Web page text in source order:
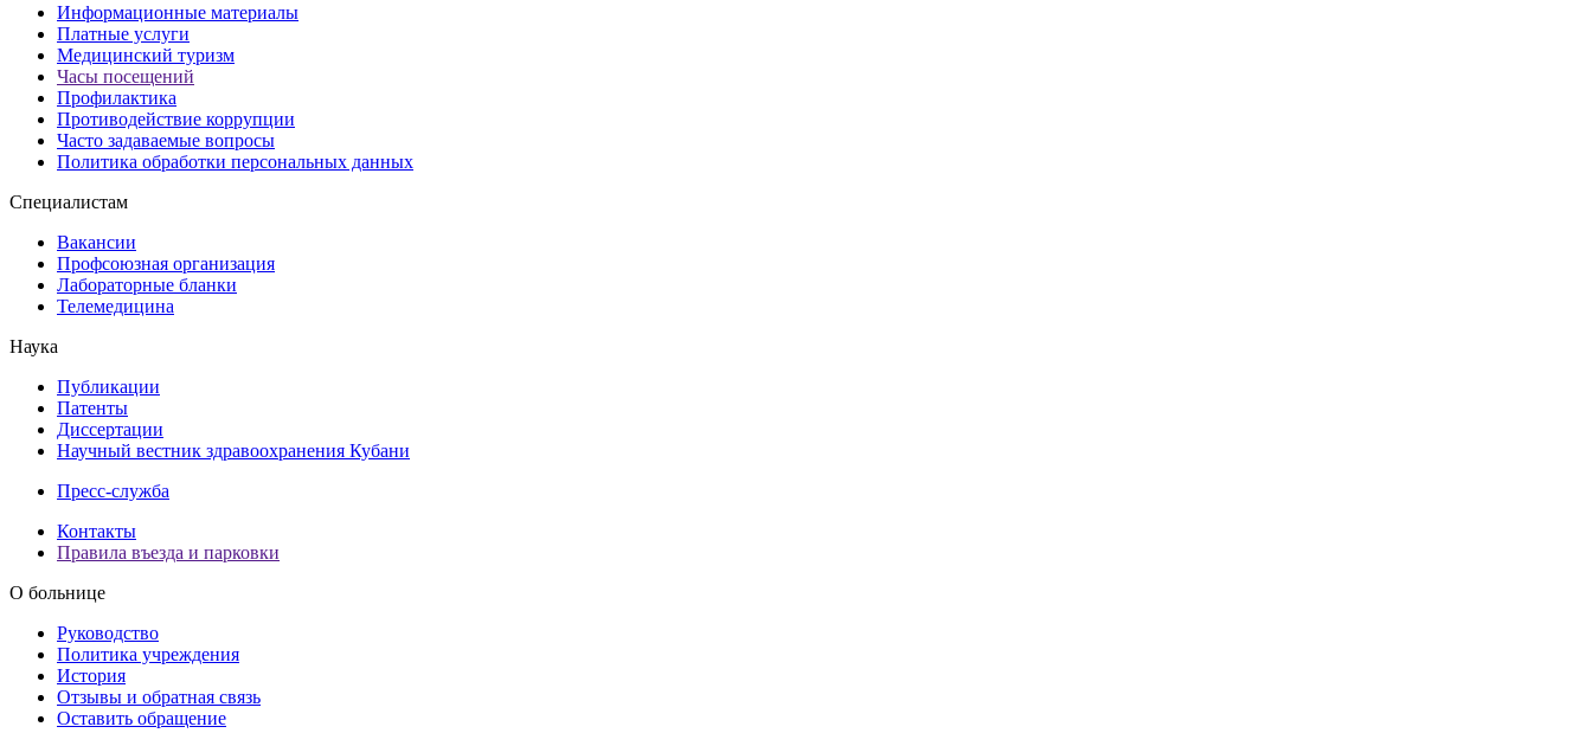
Информационные материалы
Платные услуги
Медицинский туризм
Часы посещений
Профилактика
Противодействие коррупции
Часто задаваемые вопросы
Политика обработки персональных данных
Специалистам
Вакансии
Профсоюзная организация
Лабораторные бланки
Телемедицина
Наука
Публикации
Патенты
Диссертации
Научный вестник здравоохранения Кубани
Пресс-служба
Контакты
Правила въезда и парковки
О больнице
Руководство
Политика учреждения
История
Отзывы и обратная связь
Оставить обращение